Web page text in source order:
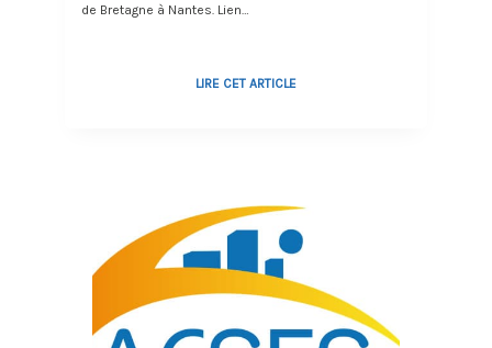
de Bretagne à Nantes. Lien…
LIRE CET ARTICLE